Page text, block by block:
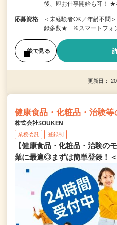
後、即お仕事開始も可！
応募資格
＜未経験者OK／年齢不問
録多数★ ※スマートフォ
後で見る
更新日：
健康食品・化粧品・治験等
株式会社SOUKEN
業務委託 登録制
【健康食品・化粧品・治験の
業に最適◎まずは簡単登録！